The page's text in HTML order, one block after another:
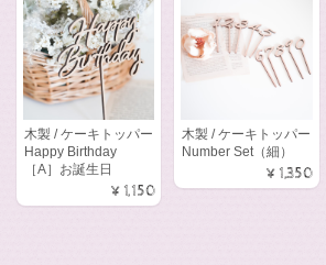
木製 / ケーキトッパー
Happy Birthday
［A］お誕生日
¥1,150
木製 / ケーキトッパー
Number Set（細）
¥1,350